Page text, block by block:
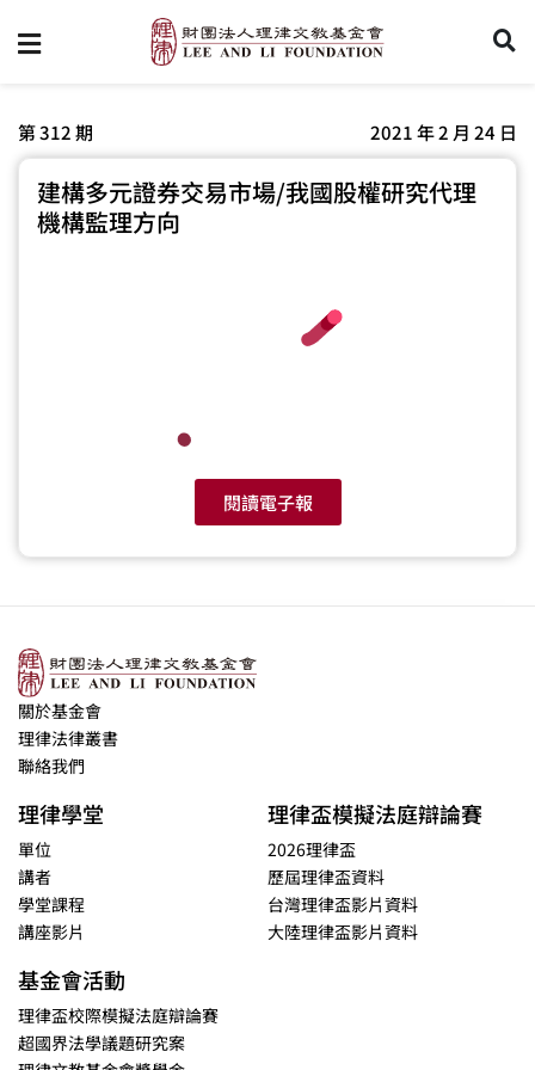
第 312 期 2021 年 2 月 24 日
建構多元證券交易市場/我國股權研究代理
機構監理方向
閱讀電子報
關於基金會
理律法律叢書
聯絡我們
理律學堂
單位
講者
學堂課程
講座影片
理律盃模擬法庭辯論賽
2026理律盃
歷屆理律盃資料
台灣理律盃影片資料
大陸理律盃影片資料
基金會活動
理律盃校際模擬法庭辯論賽
超國界法學議題研究案